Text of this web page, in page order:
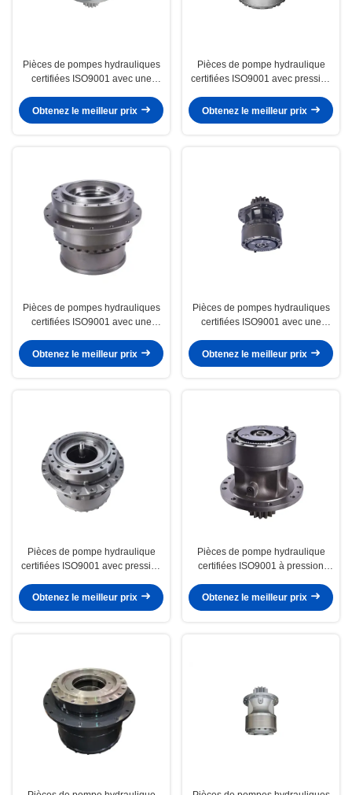
Pièces de pompes hydrauliques
certifiées ISO9001 avec une
pour le balancier CAT E320D2
Obtenez le meilleur prix
Pièces de pompe hydraulique
certifiées ISO9001 avec pression
déplacement CAT E345D.E349D
Obtenez le meilleur prix
Pièces de pompes hydrauliques
certifiées ISO9001 avec une
pour le transport CAT
E336D2.E340D2L
Obtenez le meilleur prix
Pièces de pompes hydrauliques
certifiées ISO9001 avec une
pour les balances CAT
E345D.E349D
Obtenez le meilleur prix
Pièces de pompe hydraulique
certifiées ISO9001 avec pression
déplacement CAT E329D
Obtenez le meilleur prix
Pièces de pompe hydraulique
certifiées ISO9001 à pression
balançoire CAT E320C
Obtenez le meilleur prix